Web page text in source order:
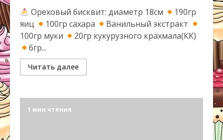
Ореховый бисквит: диаметр 18см
190гр
яиц
100гр сахара
Ванильный экстракт
100гр муки
20гр кукурузного крахмала(КК)
6гр...
Читать далее
1 мин чтения